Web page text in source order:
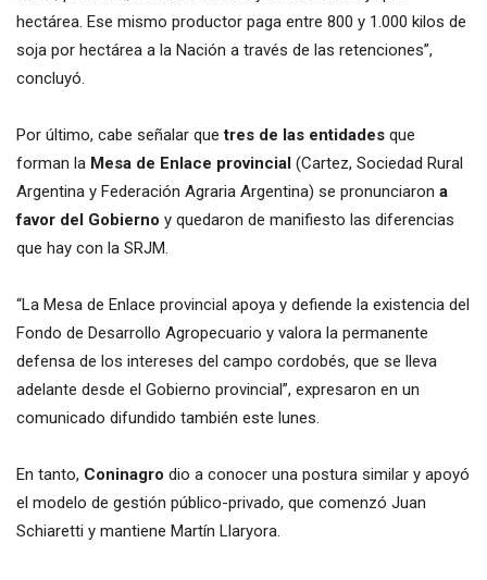
hectárea. Ese mismo productor paga entre 800 y 1.000 kilos de
soja por hectárea a la Nación a través de las retenciones”,
concluyó.
Por último, cabe señalar quetres de las entidades que
forman la Mesa de Enlace provincial (Cartez, Sociedad Rural
Argentina y Federación Agraria Argentina) se pronunciaron a
favor del Gobierno y quedaron de manifiesto las diferencias
que hay con la SRJM.
“La Mesa de Enlace provincial apoya y defiende la existencia del
Fondo de Desarrollo Agropecuario y valora la permanente
defensa de los intereses del campo cordobés, que se lleva
adelante desde el Gobierno provincial”, expresaron en un
comunicado difundido también este lunes.
En tanto, Coninagro dio a conocer una postura similar y apoyó
el modelo de gestión público-privado, que comenzó Juan
Schiaretti y mantiene Martín Llaryora.